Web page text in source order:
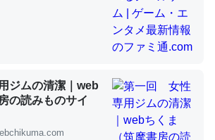
てる筈だが、酵素が違うのか？
発表】昆虫学の大問題＝「昆虫はなぜ海にいな
とカルシウムを大量に使う脊椎動物と貝
ジムの清潔｜web
の読みものサイ